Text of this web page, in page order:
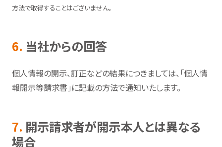
方法で取得することはございません。
6. 当社からの回答
個人情報の開示、訂正などの結果につきましては、「個人情
報開示等請求書」に記載の方法で通知いたします。
7. 開示請求者が開示本人とは異なる
場合